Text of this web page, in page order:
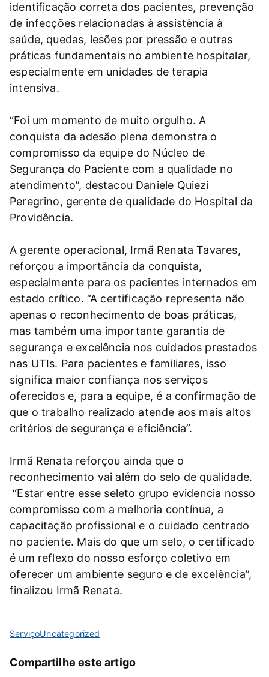
identificação correta dos pacientes, prevenção
de infecções relacionadas à assistência à
saúde, quedas, lesões por pressão e outras
práticas fundamentais no ambiente hospitalar,
especialmente em unidades de terapia
intensiva.
“Foi um momento de muito orgulho. A
conquista da adesão plena demonstra o
compromisso da equipe do Núcleo de
Segurança do Paciente com a qualidade no
atendimento”, destacou Daniele Quiezi
Peregrino, gerente de qualidade do Hospital da
Providência.
A gerente operacional, Irmã Renata Tavares,
reforçou a importância da conquista,
especialmente para os pacientes internados em
estado crítico. “A certificação representa não
apenas o reconhecimento de boas práticas,
mas também uma importante garantia de
segurança e excelência nos cuidados prestados
nas UTIs. Para pacientes e familiares, isso
significa maior confiança nos serviços
oferecidos e, para a equipe, é a confirmação de
que o trabalho realizado atende aos mais altos
critérios de segurança e eficiência”.
Irmã Renata reforçou ainda que o
reconhecimento vai além do selo de qualidade.
“Estar entre esse seleto grupo evidencia nosso
compromisso com a melhoria contínua, a
capacitação profissional e o cuidado centrado
no paciente. Mais do que um selo, o certificado
é um reflexo do nosso esforço coletivo em
oferecer um ambiente seguro e de excelência”,
finalizou Irmã Renata.
ServiçoUncategorized
Compartilhe este artigo